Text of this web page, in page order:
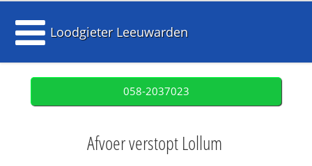
Loodgieter Leeuwarden
058-2037023
Afvoer verstopt Lollum